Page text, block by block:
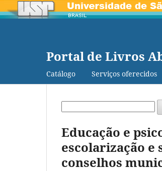
Portal de Livros
Catálogo Serviços oferecidos
Educação e
escolarização e
conselhos